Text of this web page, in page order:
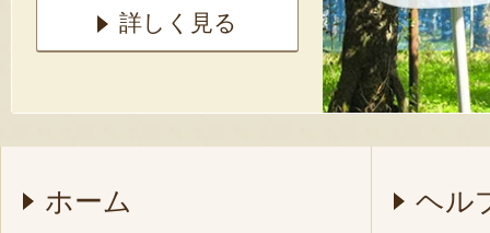
詳しく見る
ホーム ヘル